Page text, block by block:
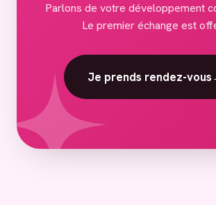
Parlons de votre développement
Le premier échange est
Je prends rendez-vous